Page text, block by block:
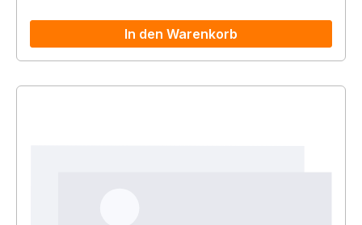
In den Warenkorb